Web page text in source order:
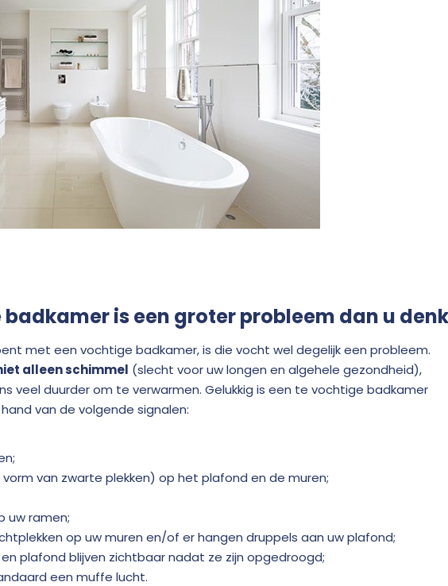
badkamer is een groter probleem dan u
met een vochtige badkamer, is die vocht wel degelijk een probleem.
alleen schimmel (slecht voor uw longen en algehele gezondheid),
veel duurder om te verwarmen. Gelukkig is een te vochtige badkamer
van de volgende signalen:
van zwarte plekken) op het plafond en de muren;
uw ramen;
op uw muren en/of er hangen druppels aan uw plafond;
plafond blijven zichtbaar nadat ze zijn opgedroogd;
een muffe lucht.